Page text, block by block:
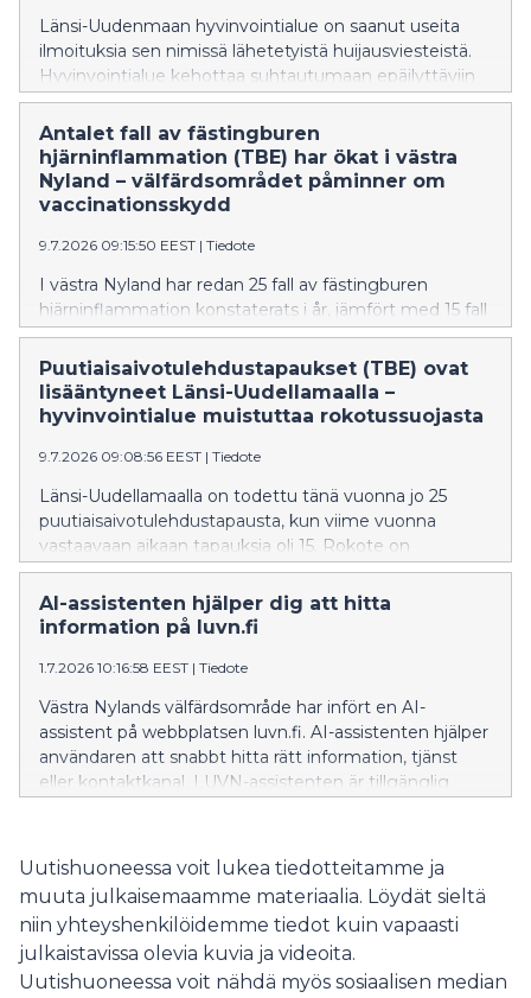
Länsi-Uudenmaan hyvinvointialue on saanut useita
ilmoituksia sen nimissä lähetetyistä huijausviesteistä.
Hyvinvointialue kehottaa suhtautumaan epäilyttäviin
viesteihin varauksella eikä avaamaan niiden linkkejä tai
luovuttamaan henkilötietoja.
Antalet fall av fästingburen
hjärninflammation (TBE) har ökat i västra
Nyland – välfärdsområdet påminner om
vaccinationsskydd
9.7.2026 09:15:50 EEST | Tiedote
I västra Nyland har redan 25 fall av fästingburen
hjärninflammation konstaterats i år, jämfört med 15 fall
vid samma tidpunkt i fjol. Vaccinet är det effektivaste
sättet att skydda sig mot fästingburen
hjärninflammation.
Puutiaisaivotulehdustapaukset (TBE) ovat
lisääntyneet Länsi-Uudellamaalla –
hyvinvointialue muistuttaa rokotussuojasta
9.7.2026 09:08:56 EEST | Tiedote
Länsi-Uudellamaalla on todettu tänä vuonna jo 25
puutiaisaivotulehdustapausta, kun viime vuonna
vastaavaan aikaan tapauksia oli 15. Rokote on
tehokkain tapa suojautua puutiaisaivotulehdukselta.
AI-assistenten hjälper dig att hitta
information på luvn.fi
1.7.2026 10:16:58 EEST | Tiedote
Västra Nylands välfärdsområde har infört en AI-
assistent på webbplatsen luvn.fi. AI-assistenten hjälper
användaren att snabbt hitta rätt information, tjänst
eller kontaktkanal. LUVN-assistenten är tillgänglig
Uutishuoneessa voit lukea tiedotteitamme ja
muuta julkaisemaamme materiaalia. Löydät sieltä
niin yhteyshenkilöidemme tiedot kuin vapaasti
julkaistavissa olevia kuvia ja videoita.
Uutishuoneessa voit nähdä myös sosiaalisen median